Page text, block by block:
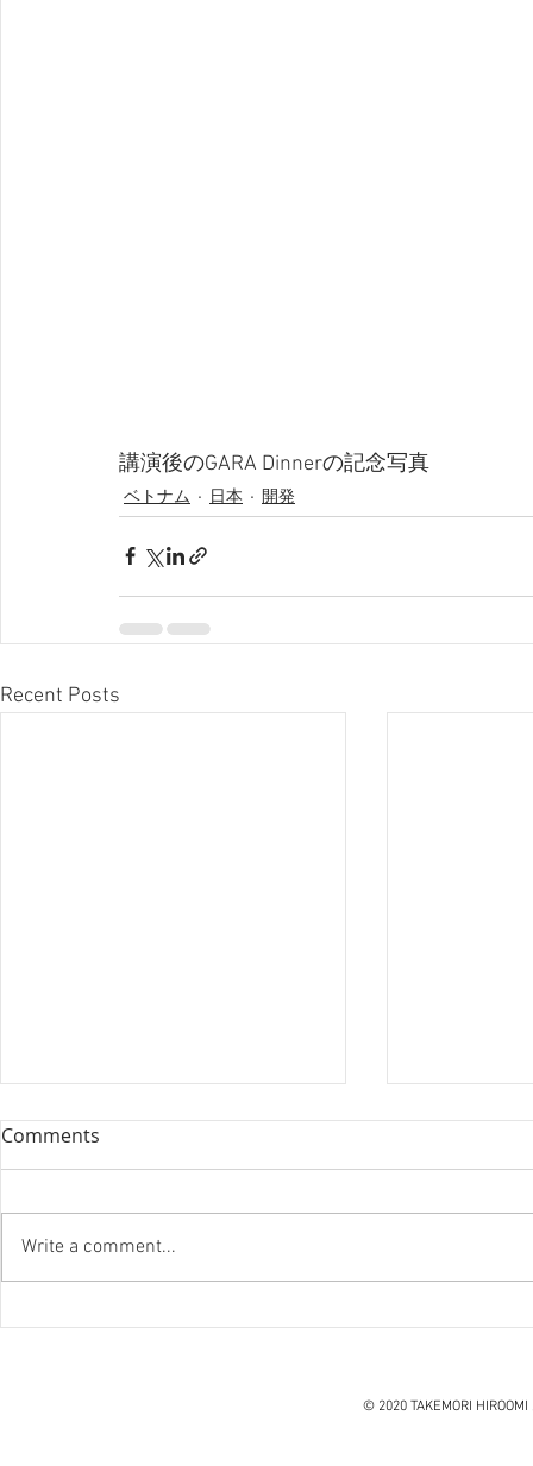
講演後のGARA Dinnerの記念写真
ベトナム 日本 開発
Recent Posts
ハノイ読書会『レオナルド・
『笑う住宅
Comments
Write a comment...
© 2020 TAKEMORI